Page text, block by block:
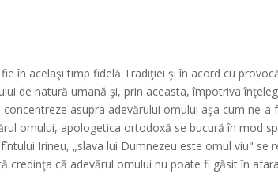
în acelaşi timp fidelă Tradiţiei şi în acord cu
de natură umană şi, prin aceasta, împotriva
asupra adevărului omului aşa cum ne-a
omului, apologetica ortodoxă se bucură în mod
Irineu, „slava lui Dumnezeu este omul viu" se
că adevărul omului nu poate fi găsit în